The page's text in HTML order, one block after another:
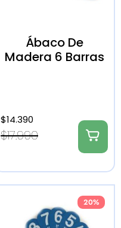
Ábaco De
Madera 6 Barras
$17.990
$14.390
20%